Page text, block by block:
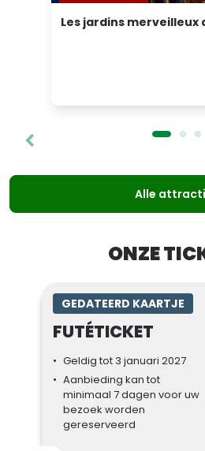
Les jardins merveilleux
Alle
ONZE
GEDATEERD KAARTJE
FUTÉTICKET
Geldig tot 3 januari 2027
Aanbieding kan tot
minimaal 7 dagen voor uw
bezoek worden
gereserveerd